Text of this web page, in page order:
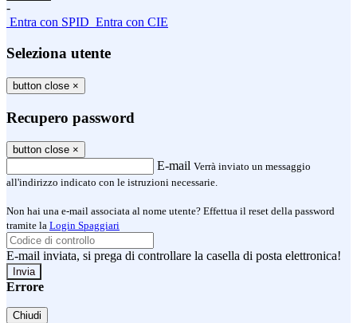
-
Entra con SPID Entra con CIE
Seleziona utente
button close ×
Recupero password
button close ×
E-mail Verrà inviato un messaggio
all'indirizzo indicato con le istruzioni necessarie.
Non hai una e-mail associata al nome utente? Effettua il reset della password
tramite la Login Spaggiari
E-mail inviata, si prega di controllare la casella di posta elettronica!
Errore
Chiudi